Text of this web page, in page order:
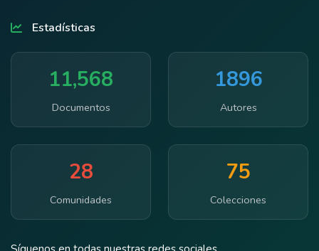
Estadísticas
11,568
Documentos
1896
Autores
28
Comunidades
75
Colecciones